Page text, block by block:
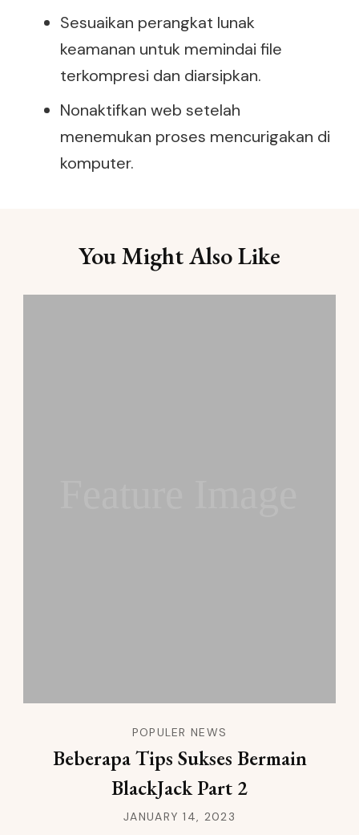
Sesuaikan perangkat lunak
keamanan untuk memindai file
terkompresi dan diarsipkan.
Nonaktifkan web setelah
menemukan proses mencurigakan di
komputer.
Navigation
You Might Also Like
POPULER NEWS
Beberapa Tips Sukses Bermain
BlackJack Part 2
JANUARY 14, 2023